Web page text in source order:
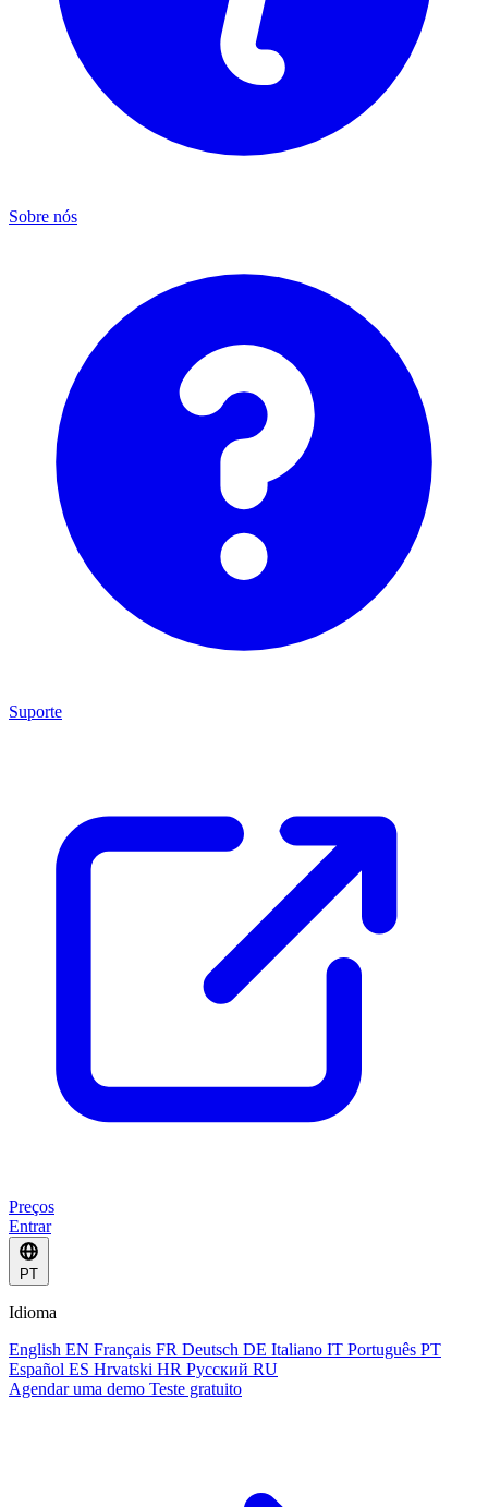
Sobre nós
Suporte
Preços
Entrar
PT
Idioma
English EN Français FR Deutsch DE Italiano IT Português PT
Español ES Hrvatski HR Русский RU
Agendar uma demo Teste gratuito